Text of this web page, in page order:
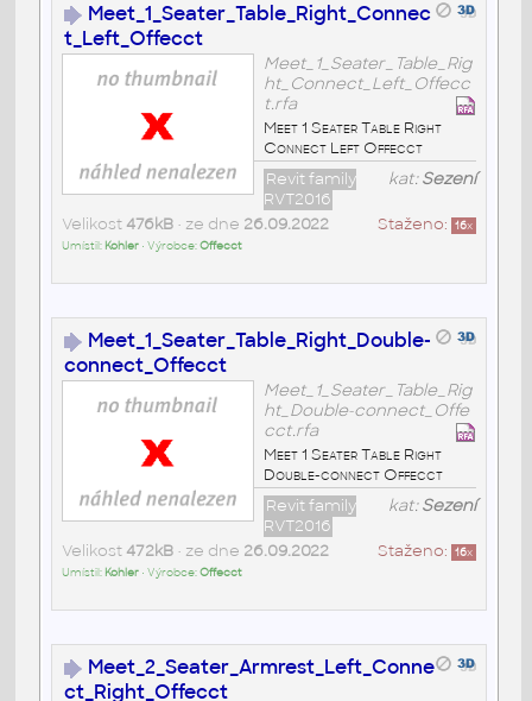
Meet_1_Seater_Table_Right_Connec
t_Left_Offecct
Meet_1_Seater_Table_Rig
ht_Connect_Left_Offecc
t.rfa
Meet 1 Seater Table Right
Connect Left Offecct
kat:Sezení
Revit family
RVT2016
Staženo: 16x
Velikost 476kB• ze dne 26.09.2022
Umístil: Kohler• Výrobce:Offecct
Meet_1_Seater_Table_Right_Double-
connect_Offecct
Meet_1_Seater_Table_Rig
ht_Double-connect_Offe
cct.rfa
Meet 1 Seater Table Right
Double-connect Offecct
kat:Sezení
Revit family
RVT2016
Staženo: 16x
Velikost 472kB• ze dne 26.09.2022
Umístil: Kohler• Výrobce:Offecct
Meet_2_Seater_Armrest_Left_Conne
ct_Right_Offecct